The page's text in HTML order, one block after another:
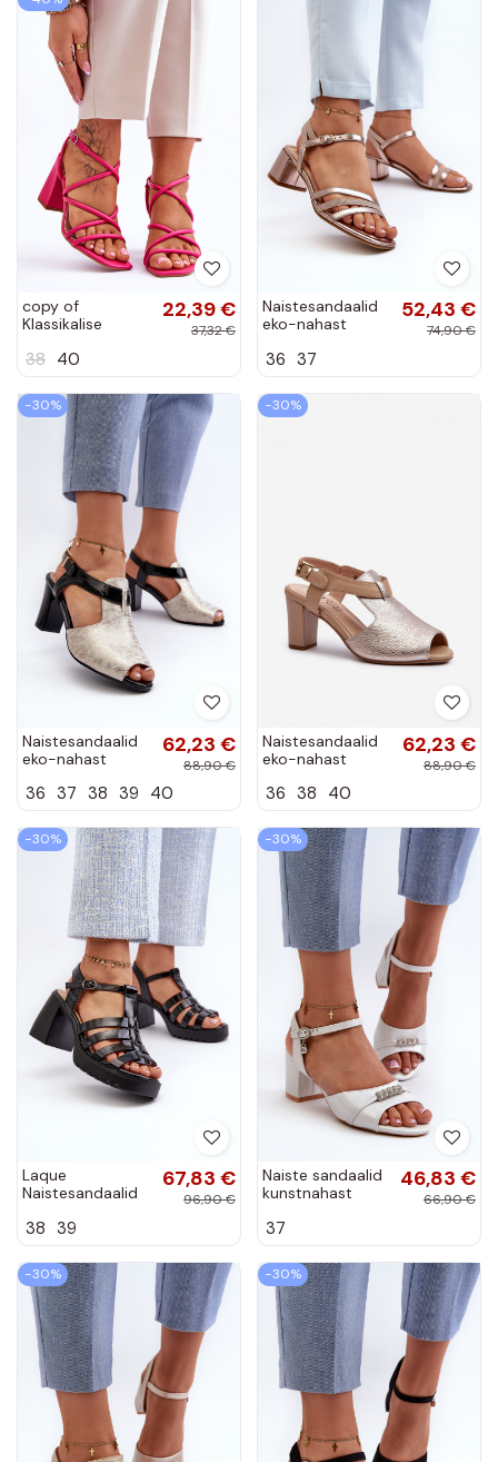
copy of
Klassikalise
kõrge jämeda
tumeroosad värvi
Lucetta
22,39 €
37,32 €
38 40
Naistesandaalid
eko-nahast
SK046 Kuldset
52,43 €
74,90 €
36 37
−30%
Naistesandaalid
eko-nahast
mustad
62,23 €
88,90 €
36 37 38 39 40
−30%
Naistesandaalid
eko-nahast
Queenmarie
62,23 €
88,90 €
36 38 40
−30%
Laque
Naistesandaalid
67,83 €
96,90 €
38 39
−30%
Naiste sandaalid
kunstnahast
kaunite
hõbedased Narhi
46,83 €
66,90 €
37
−30% −30%